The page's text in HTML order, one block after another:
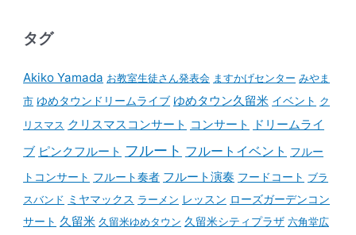
タグ
Akiko Yamada お教室生徒さん発表会 ますかげセンター みやま
市 ゆめタウンドリームライブ ゆめタウン久留米 イベント ク
リスマス クリスマスコンサート コンサート
ドリームライ
ブ ピンクフルート フルート フルートイベント フルー
トコンサート フルート奏者 フルート演奏 フードコート ブラ
スバンド ミヤマックス ラーメン レッスン ローズガーデンコン
サート 久留米 久留米ゆめタウン 久留米シティプラザ 六角堂広